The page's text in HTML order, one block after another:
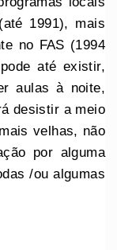
1991), mais
no FAS (1994
até existir,
aulas à noite,
desistir a meio
velhas, não
por alguma
/ou algumas